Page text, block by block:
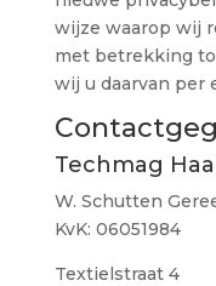
wijze waarop wij
met betrekking
wij u daarvan per
Techmag
W. Schutten
KvK: 06051984
Textielstraat 4